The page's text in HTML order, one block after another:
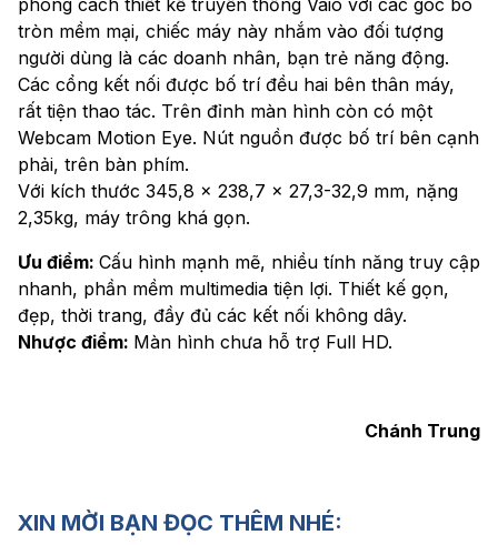
tròn mềm mại, chiếc máy này nhắm vào đối tượng
người dùng là các doanh nhân, bạn trẻ năng động.
Các cổng kết nối được bố trí đều hai bên thân máy,
rất tiện thao tác. Trên đỉnh màn hình còn có một
Webcam Motion Eye. Nút nguồn được bố trí bên cạnh
phải, trên bàn phím.
Với kích thước 345,8 x 238,7 x 27,3-32,9 mm, nặng
2,35kg, máy trông khá gọn.
Ưu điểm: Cấu hình mạnh mẽ, nhiều tính năng truy cập
nhanh, phần mềm multimedia tiện lợi. Thiết kế gọn,
đẹp, thời trang, đầy đủ các kết nối không dây.
Nhược điểm: Màn hình chưa hỗ trợ Full HD.
Chánh Trung
XIN MỜI BẠN ĐỌC THÊM NHÉ: